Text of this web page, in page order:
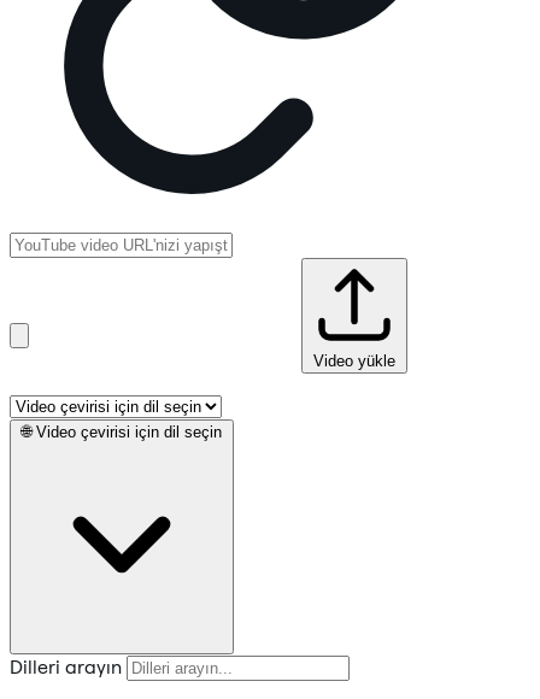
Video yükle
🌐 Video çevirisi için dil seçin
Dilleri arayın